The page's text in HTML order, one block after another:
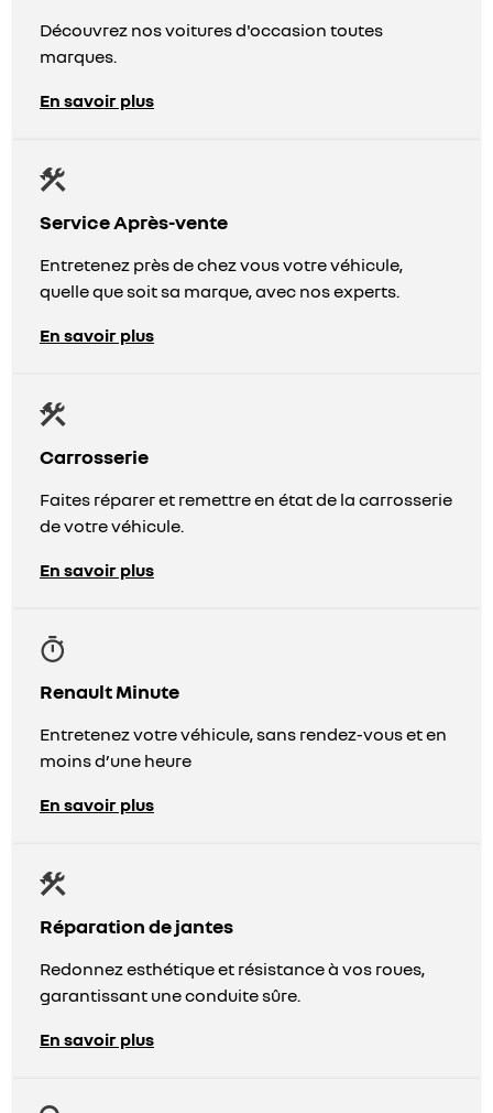
Découvrez nos voitures d'occasion toutes
marques.
En savoir plus
Service Après-vente
Entretenez près de chez vous votre véhicule,
quelle que soit sa marque, avec nos experts.
En savoir plus
Carrosserie
Faites réparer et remettre en état de la carrosserie
de votre véhicule.
En savoir plus
Renault Minute
Entretenez votre véhicule, sans rendez-vous et en
moins d’une heure
En savoir plus
Réparation de jantes
Redonnez esthétique et résistance à vos roues,
garantissant une conduite sûre.
En savoir plus